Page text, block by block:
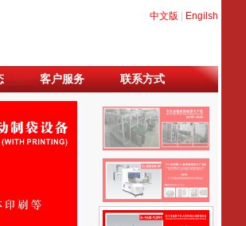
中文版 Engilsh
客户服务 联系方式